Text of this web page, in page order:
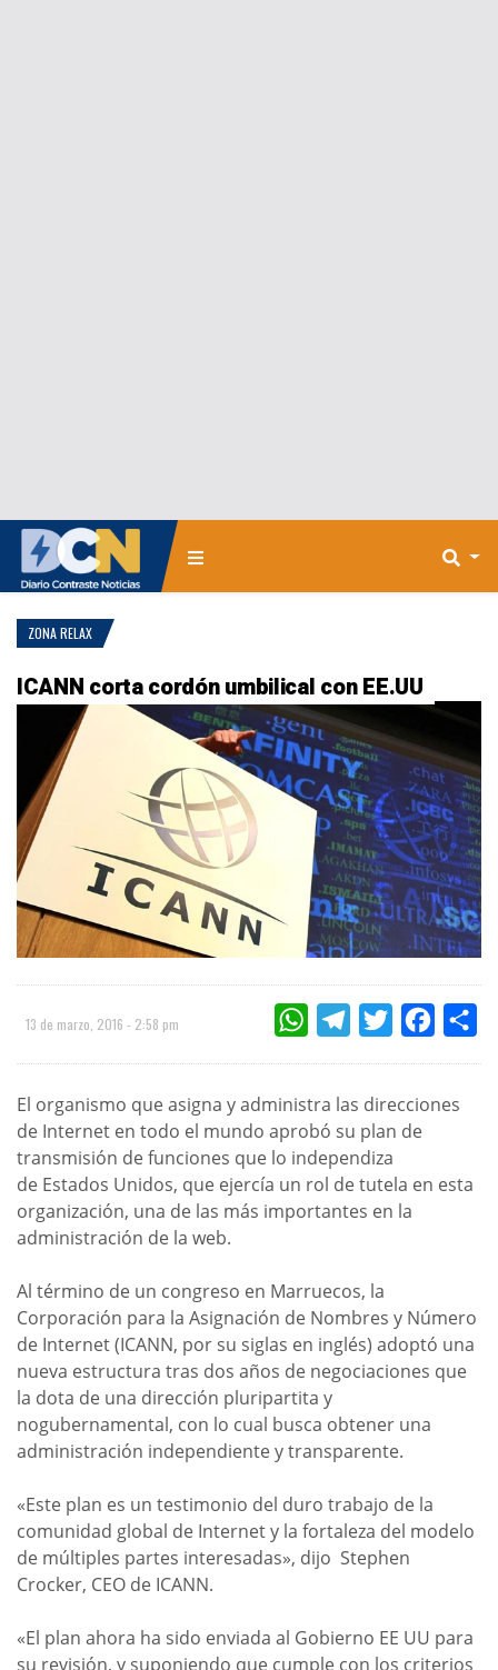
ZONA RELAX
ICANN corta cordón umbilical con EE.UU
13 de marzo, 2016 - 2:58 pm WHATSAPPTELEGRAMTWITTER
El organismo que asigna y administra las direcciones
de Internet en todo el mundo aprobó su plan de
transmisión de funciones que lo independiza
de Estados Unidos, que ejercía un rol de tutela en esta
organización, una de las más importantes en la
administración de la web.
Al término de un congreso en Marruecos, la
Corporación para la Asignación de Nombres y Número
de Internet (ICANN, por su siglas en inglés) adoptó una
nueva estructura tras dos años de negociaciones que
la dota de una dirección pluripartita y
nogubernamental, con lo cual busca obtener una
administración independiente y transparente.
«Este plan es un testimonio del duro trabajo de la
comunidad global de Internet y la fortaleza del modelo
de múltiples partes interesadas», dijo Stephen
Crocker, CEO de ICANN.
«El plan ahora ha sido enviada al Gobierno EE UU para
su revisión, y suponiendo que cumple con los criterios